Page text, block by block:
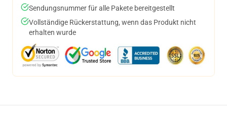
Sendungsnummer für alle Pakete bereitgestellt
Vollständige Rückerstattung, wenn das Produkt nicht
erhalten wurde